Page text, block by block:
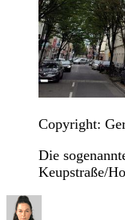
Copyright:
Die
Keupstraße/